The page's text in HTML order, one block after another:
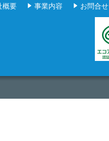
概要 事業内容 お問合